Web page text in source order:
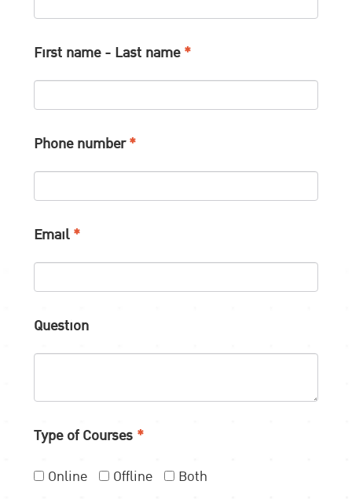
First name - Last name *
Phone number *
Email *
Question
Type of Courses *
Online
Offline Both